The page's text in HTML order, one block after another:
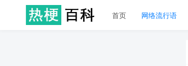
首页 网络流行语